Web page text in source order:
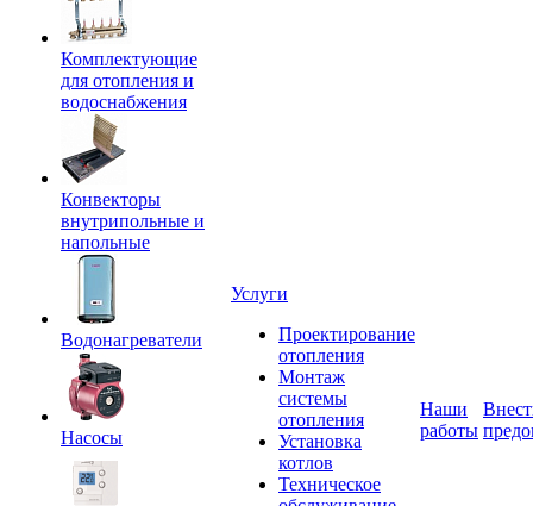
Комплектующие
для отопления и
водоснабжения
Конвекторы
внутрипольные и
напольные
Водонагреватели
Насосы
Услуги
Проектирование
отопления
Монтаж
системы
отопления
Установка
котлов
Техническое
Наши
работы